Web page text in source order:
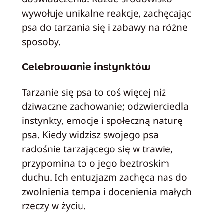
wywołuje unikalne reakcje, zachęcając
psa do tarzania się i zabawy na różne
sposoby.
Celebrowanie instynktów
Tarzanie się psa to coś więcej niż
dziwaczne zachowanie; odzwierciedla
instynkty, emocje i społeczną naturę
psa. Kiedy widzisz swojego psa
radośnie tarzającego się w trawie,
przypomina to o jego beztroskim
duchu. Ich entuzjazm zachęca nas do
zwolnienia tempa i docenienia małych
rzeczy w życiu.